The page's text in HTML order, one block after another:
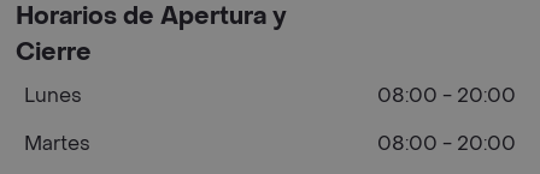
Horarios de Apertura y
Cierre
Lunes
08:00 - 20:00
Martes
08:00 - 20:00